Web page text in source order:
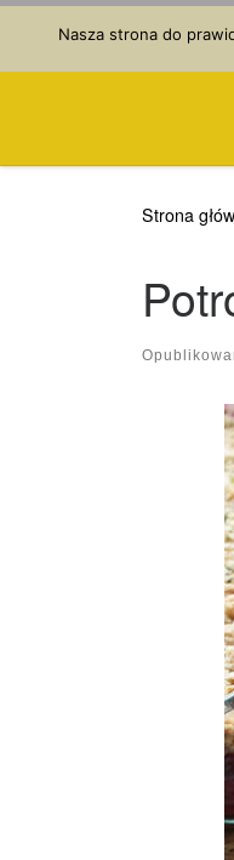
Przejdź do treści
Strona
Nasza strona do